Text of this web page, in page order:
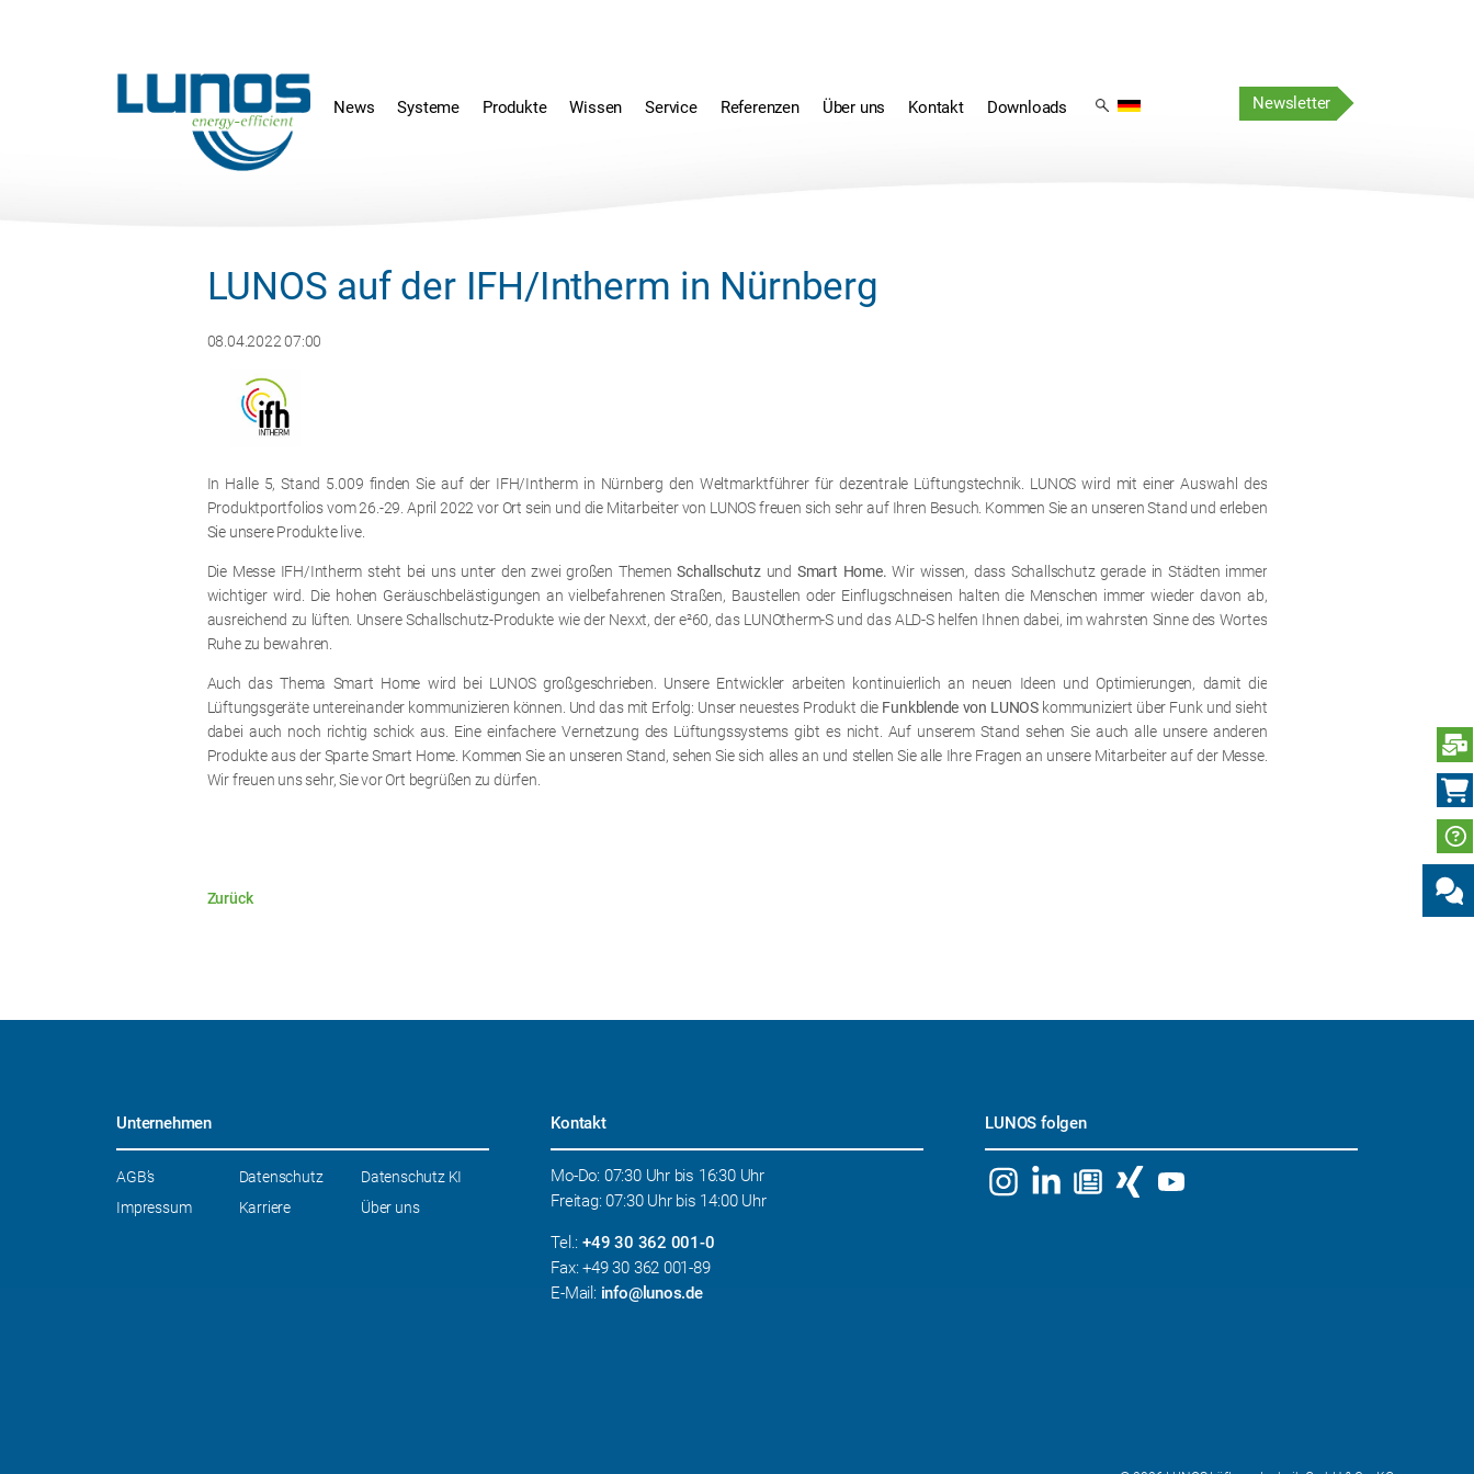
überspringen
überspringen
Newsletter
überspringen
News Systeme Produkte Wissen Service Referenzen Über uns Kontakt Downloads
überspringen
LUNOS auf der IFH/Intherm in Nürnberg
08.04.2022 07:00
In Halle 5, Stand 5.009 finden Sie auf der IFH/Intherm in Nürnberg den Weltmarktführer für dezentrale Lüftungstechnik. LUNOS wird mit einer Auswahl des
Produktportfolios vom 26.-29. April 2022 vor Ort sein und die Mitarbeiter von LUNOS freuen sich sehr auf Ihren Besuch. Kommen Sie an unseren Stand und erleben
Sie unsere Produkte live.
Die Messe IFH/Intherm steht bei uns unter den zwei großen ThemenSchallschutzund Smart Home.Wir wissen, dass Schallschutz gerade in Städten immer
wichtiger wird. Die hohen Geräuschbelästigungen an vielbefahrenen Straßen, Baustellen oder Einflugschneisen halten die Menschen immer wieder davon ab,
ausreichend zu lüften. Unsere Schallschutz-Produkte wie der Nexxt, der e²60, das LUNOtherm-S und das ALD-S helfen Ihnen dabei, im wahrsten Sinne des Wortes
Ruhe zu bewahren.
Auch das Thema Smart Home wird bei LUNOS großgeschrieben. Unsere Entwickler arbeiten kontinuierlich an neuen Ideen und Optimierungen, damit die
Lüftungsgeräte untereinander kommunizieren können. Und das mit Erfolg: Unser neuestes Produkt die Funkblende von LUNOS kommuniziert über Funk und sieht
dabei auch noch richtig schick aus. Eine einfachere Vernetzung des Lüftungssystems gibt es nicht. Auf unserem Stand sehen Sie auch alle unsere anderen
Produkte aus der Sparte Smart Home. Kommen Sie an unseren Stand, sehen Sie sich alles an und stellen Sie alle Ihre Fragen an unsere Mitarbeiter auf der Messe.
Wir freuen uns sehr, Sie vor Ort begrüßen zu dürfen.
Zurück
Unternehmen
Navigation
AGB’s Datenschutz
Datenschutz KI
Impressum
Karriere Über uns
Kontakt
Mo-Do: 07:30 Uhr bis 16:30 Uhr
Freitag: 07:30 Uhr bis 14:00 Uhr
Tel.: +49 30 362 001-0
Fax: +49 30 362 001-89
E-Mail: info@lunos.de
LUNOS folgen